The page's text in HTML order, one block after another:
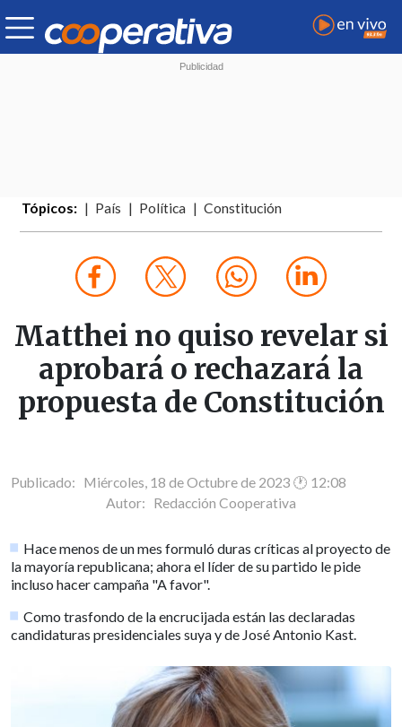
Tópicos: País Política Constitución
Matthei no quiso revelar si
aprobará o rechazará la
propuesta de Constitución
Publicado: Miércoles, 18 de Octubre de 2023 🕐 12:08
Autor: Redacción Cooperativa
Hace menos de un mes formuló duras críticas al proyecto de
la mayoría republicana; ahora el líder de su partido le pide
incluso hacer campaña "A favor".
Como trasfondo de la encrucijada están las declaradas
candidaturas presidenciales suya y de José Antonio Kast.